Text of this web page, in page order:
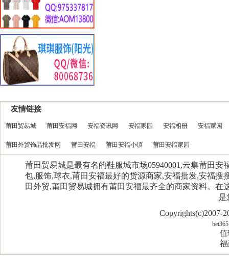
友情链接
莆田贸易城 莆田安福网 安福资讯网 安福家园 安福相册 安福家园
莆田外贸饰品批发网 莆田安福 莆田安福小镇 莆田安福家园
莆田贸易城是最有名的鞋服城市场05940001,云集莆田
包,服饰,球衣,莆田安福最好的货源商家,安福批发,安福
田外贸,莆田贸易城拥有莆田安福最齐全的商家资料。
是
Copyrights(c)2007-
bet365
值